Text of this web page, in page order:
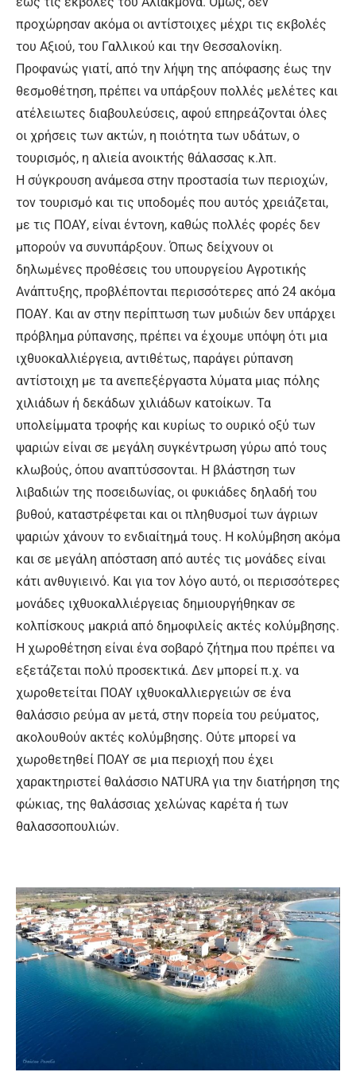
προχώρησαν ακόμα οι αντίστοιχες μέχρι τις εκβολές
του Αξιού, του Γαλλικού και την Θεσσαλονίκη.
Προφανώς γιατί, από την λήψη της απόφασης έως την
θεσμοθέτηση, πρέπει να υπάρξουν πολλές μελέτες και
ατέλειωτες διαβουλεύσεις, αφού επηρεάζονται όλες
οι χρήσεις των ακτών, η ποιότητα των υδάτων, ο
τουρισμός, η αλιεία ανοικτής θάλασσας κ.λπ.
Η σύγκρουση ανάμεσα στην προστασία των περιοχών,
τον τουρισμό και τις υποδομές που αυτός χρειάζεται,
με τις ΠΟΑΥ, είναι έντονη, καθώς πολλές φορές δεν
μπορούν να συνυπάρξουν. Όπως δείχνουν οι
δηλωμένες προθέσεις του υπουργείου Αγροτικής
Ανάπτυξης, προβλέπονται περισσότερες από 24 ακόμα
ΠΟΑΥ. Και αν στην περίπτωση των μυδιών δεν υπάρχει
πρόβλημα ρύπανσης, πρέπει να έχουμε υπόψη ότι μια
ιχθυοκαλλιέργεια, αντιθέτως, παράγει ρύπανση
αντίστοιχη με τα ανεπεξέργαστα λύματα μιας πόλης
χιλιάδων ή δεκάδων χιλιάδων κατοίκων. Τα
υπολείμματα τροφής και κυρίως το ουρικό οξύ των
ψαριών είναι σε μεγάλη συγκέντρωση γύρω από τους
κλωβούς, όπου αναπτύσσονται. Η βλάστηση των
λιβαδιών της ποσειδωνίας, οι φυκιάδες δηλαδή του
βυθού, καταστρέφεται και οι πληθυσμοί των άγριων
ψαριών χάνουν το ενδιαίτημά τους. Η κολύμβηση ακόμα
και σε μεγάλη απόσταση από αυτές τις μονάδες είναι
κάτι ανθυγιεινό. Και για τον λόγο αυτό, οι περισσότερες
μονάδες ιχθυοκαλλιέργειας δημιουργήθηκαν σε
κολπίσκους μακριά από δημοφιλείς ακτές κολύμβησης.
Η χωροθέτηση είναι ένα σοβαρό ζήτημα που πρέπει να
εξετάζεται πολύ προσεκτικά. Δεν μπορεί π.χ. να
χωροθετείται ΠΟΑΥ ιχθυοκαλλιεργειών σε ένα
θαλάσσιο ρεύμα αν μετά, στην πορεία του ρεύματος,
ακολουθούν ακτές κολύμβησης. Ούτε μπορεί να
χωροθετηθεί ΠΟΑΥ σε μια περιοχή που έχει
χαρακτηριστεί θαλάσσιο NATURA για την διατήρηση της
φώκιας, της θαλάσσιας χελώνας καρέτα ή των
θαλασσοπουλιών.